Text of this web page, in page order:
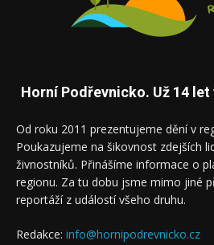
Horní Podřevnicko. Už 14
Od roku 2011 prezentujeme dění v
Poukazujeme na šikovnost zdejších
živnostníků. Přinášíme informace o
regionu. Za tu dobu jsme mimo jiné
reportáží z událostí všeho druhu.
Redakce: info@hornipodrevnicko.cz